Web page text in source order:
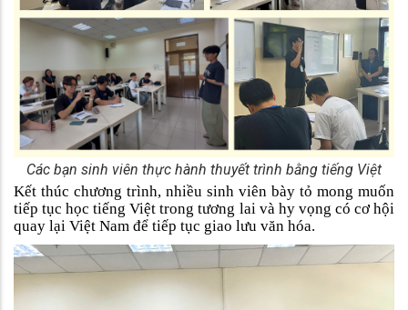
Các bạn sinh viên thực hành thuyết trình bằng tiếng Việt
Kết thúc chương trình, nhiều sinh viên bày tỏ mong muốn
tiếp tục học tiếng Việt trong tương lai và hy vọng có cơ hội
quay lại Việt Nam để tiếp tục giao lưu văn hóa.